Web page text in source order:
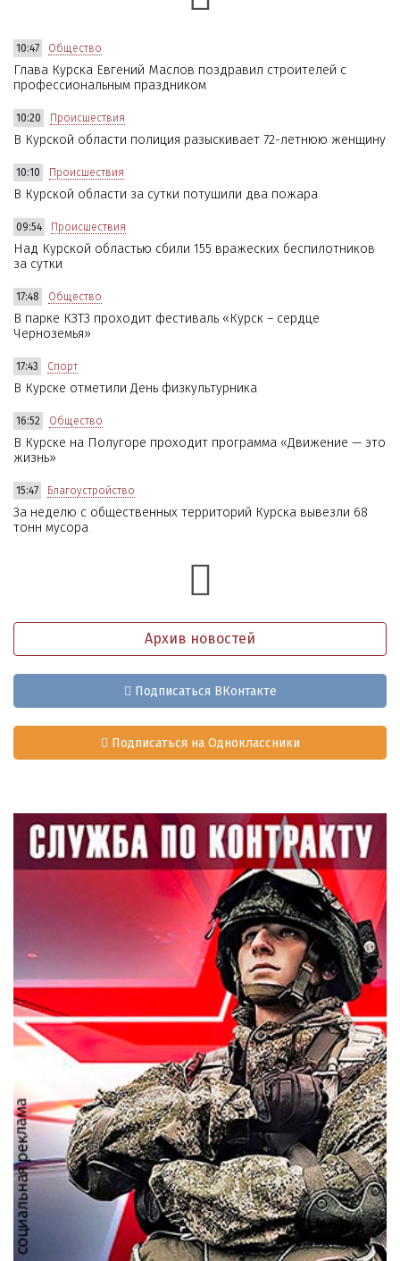
10:47 Общество
Глава Курска Евгений Маслов поздравил строителей с
профессиональным праздником
10:20 Происшествия
В Курской области полиция разыскивает 72-летнюю женщину
10:10 Происшествия
В Курской области за сутки потушили два пожара
09:54 Происшествия
Над Курской областью сбили 155 вражеских беспилотников
за сутки
17:48 Общество
В парке КЗТЗ проходит фестиваль «Курск – сердце
Черноземья»
17:43 Спорт
В Курске отметили День физкультурника
16:52 Общество
В Курске на Полугоре проходит программа «Движение — это
жизнь»
15:47 Благоустройство
За неделю с общественных территорий Курска вывезли 68
тонн мусора
Архив новостей
Подписаться ВКонтакте
Подписаться на Одноклассники